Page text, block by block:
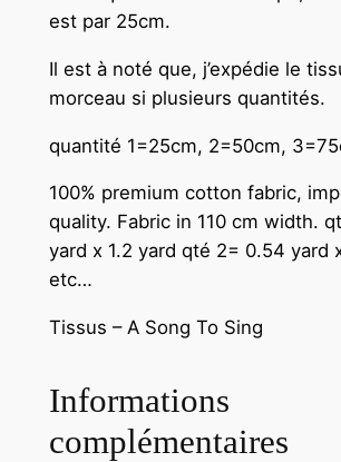
est par 25cm.
Il est à noté que, j’expédie le
morceau si plusieurs quantités.
quantité 1=25cm, 2=50cm,
100% premium cotton fabric,
quality. Fabric in 110 cm width.
yard x 1.2 yard qté 2= 0.54 yard
etc…
Tissus – A Song To Sing
Informations
complémentaires